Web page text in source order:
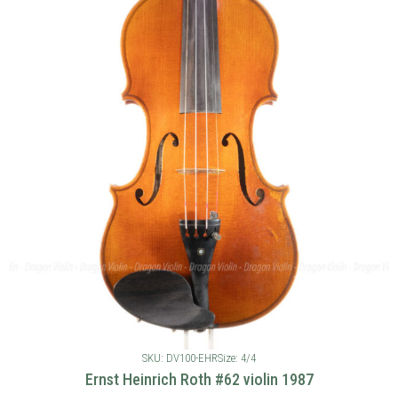
SKU: DV100-EHRSize: 4/4
Ernst Heinrich Roth #62 violin 1987